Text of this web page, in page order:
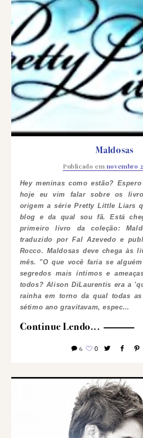
Maldosas
Publicado em novembro
Hey meninas como estão?
hoje eu vim falar sobre os
origem a série Pretty Little Liars
blog e da qual sou fã. Está
primeiro livro da coleção:
traduzido por Fal Azevedo e
Rocco. Maldosas deve chega às
mês. "O que você faria se
segredos mais íntimos e
todos? Alison DiLaurentis era a
rainha em torno da qual todas
sétimo ano gravitavam, espec…
Continue Lendo...
6 0